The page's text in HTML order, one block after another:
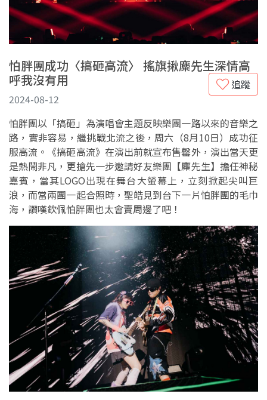
怕胖團成功〈搞砸高流〉 搖旗揪麋先生深情高
呼我沒有用
追蹤
2024-08-12
怕胖團以「搞砸」為演唱會主題反映樂團一路以來的音樂之
路，實非容易，繼挑戰北流之後，周六（8月10日）成功征
服高流。《搞砸高流》在演出前就宣布售罄外，演出當天更
是熱鬧非凡，更搶先一步邀請好友樂團【麋先生】擔任神秘
嘉賓，當其LOGO出現在舞台大螢幕上，立刻掀起尖叫巨
浪，而當兩團一起合照時，聖皓見到台下一片怕胖團的毛巾
海，讚嘆欽佩怕胖團也太會賣周邊了吧！